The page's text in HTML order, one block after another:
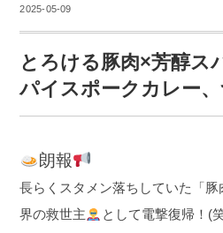
2025-05-09
とろける豚肉×芳醇ス
パイスポークカレー、
朗報
長らくスタメン落ちしていた「豚
界の救世主
として電撃復帰！(